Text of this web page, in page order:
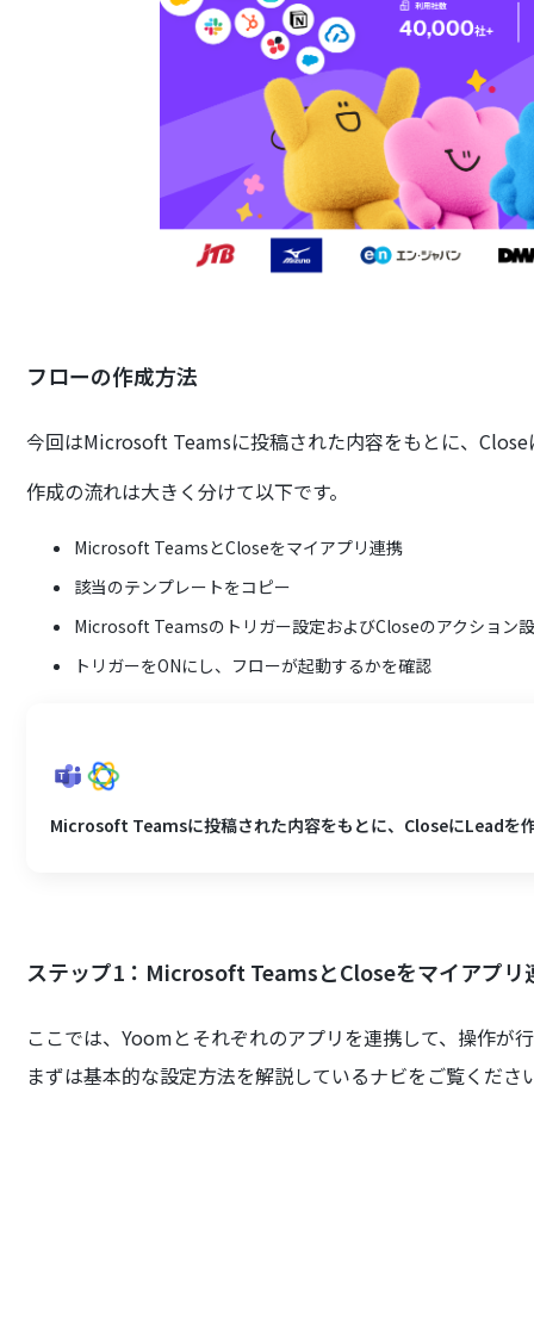
フローの作成方法
今回はMicrosoft Teamsに投稿された内容をもとに、
作成の流れは大きく分けて以下です。
Microsoft TeamsとCloseをマイアプリ連携
該当のテンプレートをコピー
Microsoft Teamsのトリガー設定およびCloseのアクション
トリガーをONにし、フローが起動するかを確認
Microsoft Teamsに投稿された内容をもとに、CloseにLeadを
ステップ1：Microsoft TeamsとCloseをマイアプリ
ここでは、Yoomとそれぞれのアプリを連携して、操作が
まずは基本的な設定方法を解説しているナビをご覧くださ